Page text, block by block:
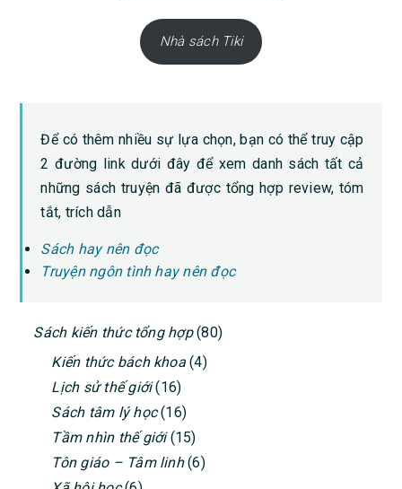
Nhà sách Tiki
Để có thêm nhiều sự lựa chọn, bạn có thể truy cập
2 đường link dưới đây để xem danh sách tất cả
những sách truyện đã được tổng hợp review, tóm
tắt, trích dẫn
Sách hay nên đọc
Truyện ngôn tình hay nên đọc
PRIMARY
SIDEBAR
Sách kiến thức tổng hợp(80)
Kiến thức bách khoa(4)
Lịch sử thế giới(16)
Sách tâm lý học(16)
Tầm nhìn thế giới(15)
Tôn giáo – Tâm linh(6)